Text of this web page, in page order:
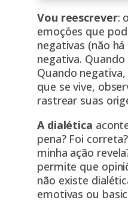
Vou reescrever:
emoções que
negativas (não
negativa.
Quando
que se vive,
rastrear suas
A dialética
pena? Foi
minha ação
permite que
não existe
emotivas ou